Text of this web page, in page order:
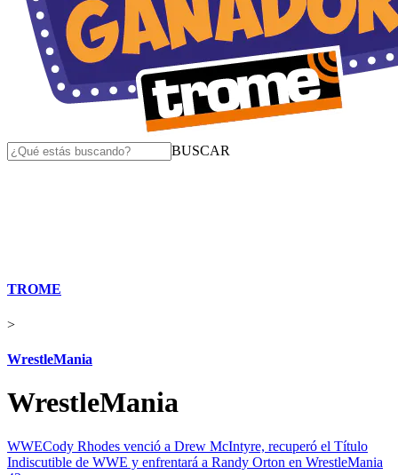
BUSCAR
TROME
>
WrestleMania
WrestleMania
WWECody Rhodes venció a Drew McIntyre, recuperó el Título
Indiscutible de WWE y enfrentará a Randy Orton en WrestleMania